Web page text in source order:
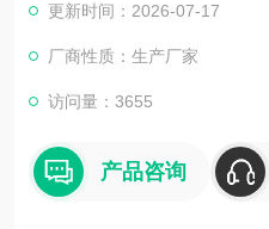
少，轻轻一键，即可进入
便。
更新时间：2026-07-17
厂商性质：生产厂家
访问量：3655
产品咨询